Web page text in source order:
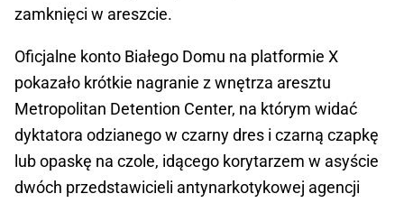
zamknięci w areszcie.
Oficjalne konto Białego Domu na platformie X
pokazało krótkie nagranie z wnętrza aresztu
Metropolitan Detention Center, na którym widać
dyktatora odzianego w czarny dres i czarną czapkę
lub opaskę na czole, idącego korytarzem w asyście
dwóch przedstawicieli antynarkotykowej agencji